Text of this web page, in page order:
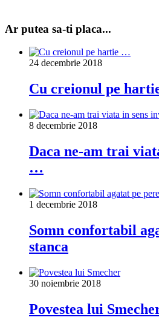
Ar putea sa-ti placa...
24 decembrie 2018
Cu creionul pe
8 decembrie 2018
Daca ne-am trai
…
1 decembrie 2018
Somn confortabil
stanca
30 noiembrie 2018
Povestea lui